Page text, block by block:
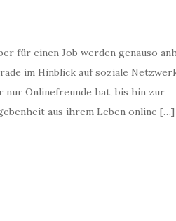
für einen Job werden genauso
im Hinblick auf soziale
nur Onlinefreunde hat, bis hin zur
aus ihrem Leben online […]